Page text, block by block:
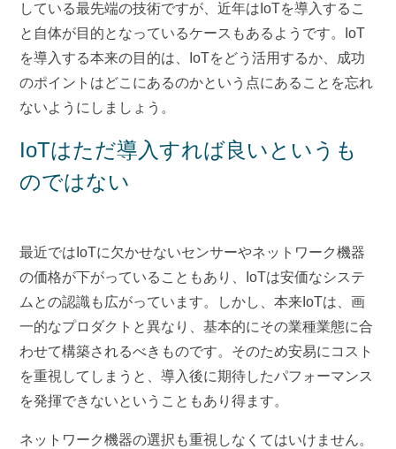
している最先端の技術ですが、近年はIoTを導入するこ
と自体が目的となっているケースもあるようです。IoT
を導入する本来の目的は、IoTをどう活用するか、成功
のポイントはどこにあるのかという点にあることを忘れ
ないようにしましょう。
IoTはただ導入すれば良いというも
のではない
最近ではIoTに欠かせないセンサーやネットワーク機器
の価格が下がっていることもあり、IoTは安価なシステ
ムとの認識も広がっています。しかし、本来IoTは、画
一的なプロダクトと異なり、基本的にその業種業態に合
わせて構築されるべきものです。そのため安易にコスト
を重視してしまうと、導入後に期待したパフォーマンス
を発揮できないということもあり得ます。
ネットワーク機器の選択も重視しなくてはいけません。